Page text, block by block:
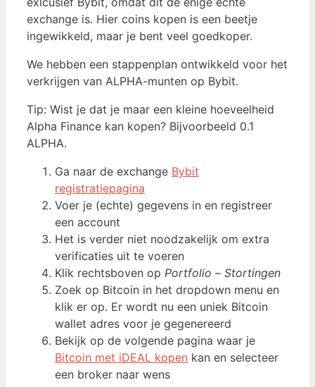
exchange is. Hier coins kopen is een beetje
ingewikkeld, maar je bent veel goedkoper.
We hebben een stappenplan ontwikkeld voor het
verkrijgen van ALPHA-munten op Bybit.
Tip: Wist je dat je maar een kleine hoeveelheid
Alpha Finance kan kopen? Bijvoorbeeld 0.1
ALPHA.
Ga naar de exchange Bybit
registratiepagina
Voer je (echte) gegevens in en registreer
een account
Het is verder niet noodzakelijk om extra
verificaties uit te voeren
Klik rechtsboven op Portfolio – Stortingen
Zoek op Bitcoin in het dropdown menu en
klik er op. Er wordt nu een uniek Bitcoin
wallet adres voor je gegenereerd
Bekijk op de volgende pagina waar je
Bitcoin met iDEAL kopen kan en selecteer
een broker naar wens